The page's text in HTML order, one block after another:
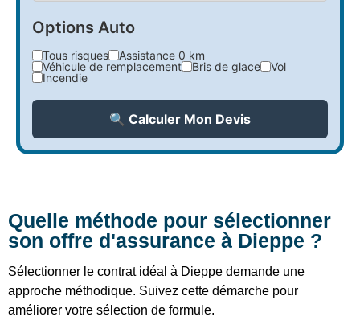
Options Auto
Tous risques
Assistance 0 km
Véhicule de remplacement
Bris de glace
Vol
Incendie
🔍 Calculer Mon Devis
Quelle méthode pour sélectionner
son offre d'assurance à Dieppe ?
Sélectionner le contrat idéal à Dieppe demande une
approche méthodique. Suivez cette démarche pour
améliorer votre sélection de formule.